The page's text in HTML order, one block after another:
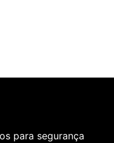
para segurança